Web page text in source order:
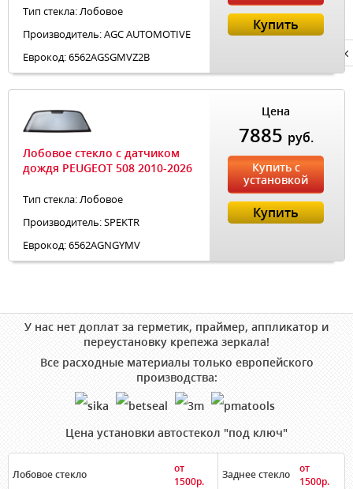
Тип стекла: Лобовое
Производитель: AGC AUTOMOTIVE
Еврокод: 6562AGSGMVZ2B
Купить
Лобовое стекло с датчиком
дождя PEUGEOT 508 2010-2026
Тип стекла: Лобовое
Производитель: SPEKTR
Еврокод: 6562AGNGYMV
Цена
7885 руб.
Купить с
установкой
Купить
У нас нет доплат за герметик, праймер, аппликатор и
переустановку крепежа зеркала!
Все расходные материалы только европейского
производства:
Цена установки автостекол "под ключ"
Лобовое стекло
от
1500р.
Заднее стекло
от
1500р.